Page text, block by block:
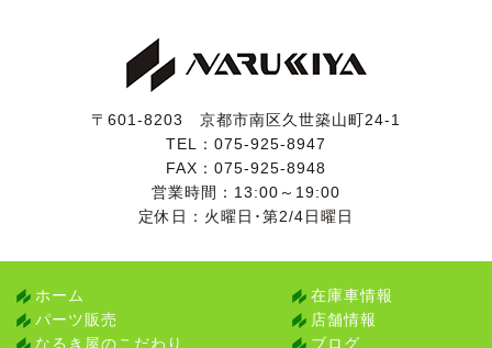
〒601-8203 京都市南区久世築山町24-1
TEL： 075-925-8947
FAX：075-925-8948
営業時間：13:00～19:00
定休日：火曜日･第2/4日曜日
ホーム
在庫車情報
パーツ販売
店舗情報
なるき屋のこだわり
ブログ